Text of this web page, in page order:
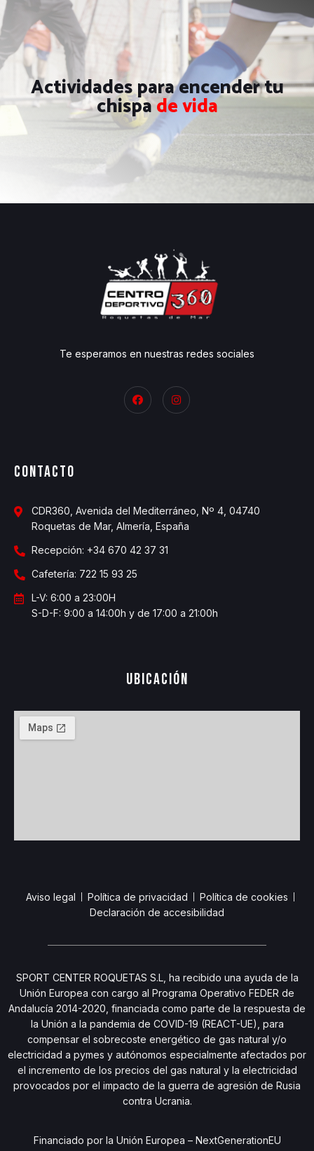
Actividades para encender tu
chispade vida
Te esperamos en nuestras redes sociales
Contacto
CDR360, Avenida del Mediterráneo, Nº 4, 04740
Roquetas de Mar, Almería, España
Recepción: +34 670 42 37 31
Cafetería: 722 15 93 25
L-V: 6:00 a 23:00H
S-D-F: 9:00 a 14:00h y de 17:00 a 21:00h
Ubicación
Aviso legal Política de privacidad
Política de cookies
Declaración de accesibilidad
SPORT CENTER ROQUETAS S.L, ha recibido una ayuda de la
Unión Europea con cargo al Programa Operativo FEDER de
Andalucía 2014-2020, financiada como parte de la respuesta de
la Unión a la pandemia de COVID-19 (REACT-UE), para
compensar el sobrecoste energético de gas natural y/o
electricidad a pymes y autónomos especialmente afectados por
el incremento de los precios del gas natural y la electricidad
provocados por el impacto de la guerra de agresión de Rusia
contra Ucrania.
Financiado por la Unión Europea – NextGenerationEU